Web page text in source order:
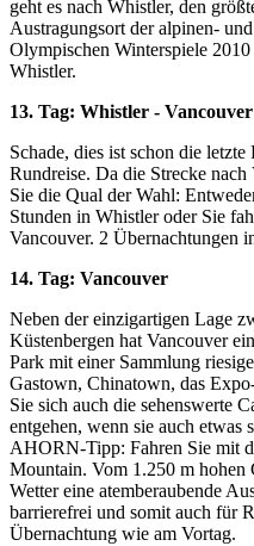
geht es nach Whistler, den
Austragungsort der alpinen-
Olympischen Winterspiele
Whistler.
13. Tag: Whistler -
Schade, dies ist schon die
Rundreise. Da die Strecke
Sie die Qual der Wahl:
Stunden in Whistler oder Sie
Vancouver. 2 Übernachtungen
14. Tag: Vancouver
Neben der einzigartigen Lage
Küstenbergen hat Vancouver
Park mit einer Sammlung
Gastown, Chinatown, das
Sie sich auch die sehenswerte
entgehen, wenn sie auch etwas
AHORN-Tipp: Fahren Sie mit
Mountain. Vom 1.250 m hohen
Wetter eine atemberaubende
barrierefrei und somit auch für
Übernachtung wie am Vortag.